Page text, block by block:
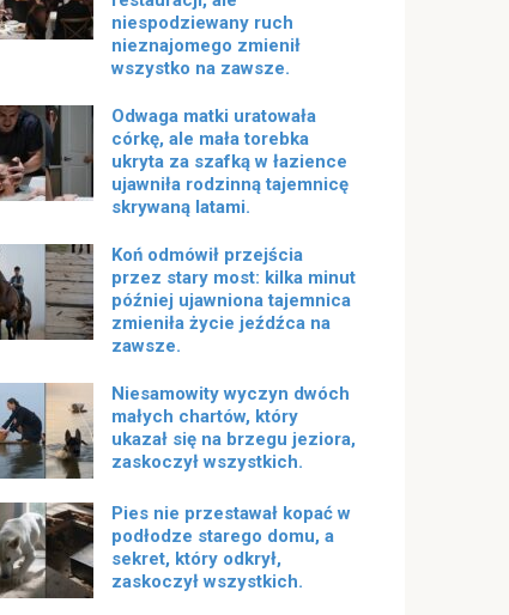
niespodziewany ruch
nieznajomego zmienił
wszystko na zawsze.
Odwaga matki uratowała
córkę, ale mała torebka
ukryta za szafką w łazience
ujawniła rodzinną tajemnicę
skrywaną latami.
Koń odmówił przejścia
przez stary most: kilka minut
później ujawniona tajemnica
zmieniła życie jeźdźca na
zawsze.
Niesamowity wyczyn dwóch
małych chartów, który
ukazał się na brzegu jeziora,
zaskoczył wszystkich.
Pies nie przestawał kopać w
podłodze starego domu, a
sekret, który odkrył,
zaskoczył wszystkich.